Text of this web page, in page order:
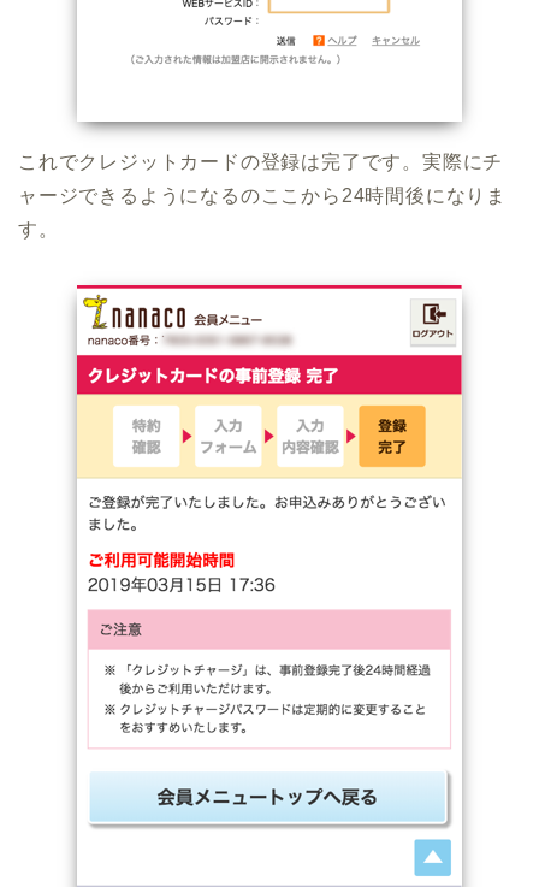
これでクレジットカードの登録は完了です。実際にチ
ャージできるようになるのここから24時間後になりま
す。